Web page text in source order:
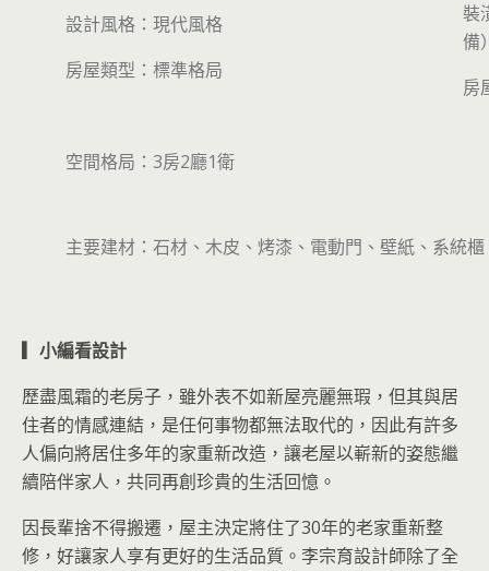
設計風格：現代風格
房屋類型：標準格局
裝
備
房
空間格局：3房2廳1衛
主要建材：石材、木皮、烤漆、電動門、壁紙、系統
▎小編看設計
歷盡風霜的老房子，雖外表不如新屋亮麗無瑕，但其與居
住者的情感連結，是任何事物都無法取代的，因此有許多
人偏向將居住多年的家重新改造，讓老屋以嶄新的姿態繼
續陪伴家人，共同再創珍貴的生活回憶。
因長輩捨不得搬遷，屋主決定將住了30年的老家重新整
修，好讓家人享有更好的生活品質。李宗育設計師除了全